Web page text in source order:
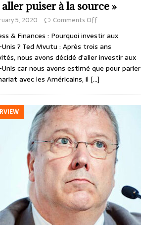
puiser à la source »
5, 2020 Comments Off
& Finances : Pourquoi investir aux
? Ted Mvutu : Après trois ans
nous avons décidé d’aller investir aux
car nous avons estimé que pour parler
avec les Américains, il […]